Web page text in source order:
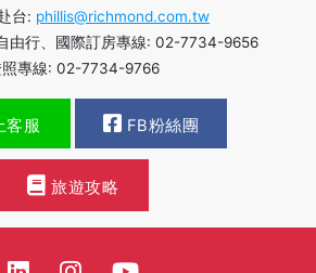
台: phillis@richmond.com.tw
由行、國際訂房專線: 02-7734-9656
照專線: 02-7734-9766
客服 FB粉絲團
旅遊攻略